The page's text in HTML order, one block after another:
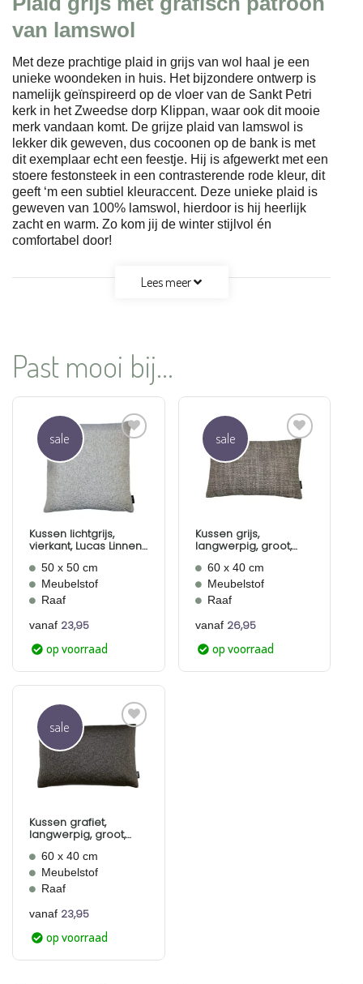
van lamswol
Met deze prachtige plaid in grijs van wol haal je een
unieke woondeken in huis. Het bijzondere ontwerp is
namelijk geïnspireerd op de vloer van de Sankt Petri
kerk in het Zweedse dorp Klippan, waar ook dit mooie
merk vandaan komt. De grijze plaid van lamswol is
lekker dik geweven, dus cocoonen op de bank is met
dit exemplaar echt een feestje. Hij is afgewerkt met een
stoere festonsteek in een contrasterende rode kleur, dit
geeft ‘m een subtiel kleuraccent. Deze unieke plaid is
geweven van 100% lamswol, hierdoor is hij heerlijk
zacht en warm. Zo kom jij de winter stijlvol én
comfortabel door!
Lees meer
Past mooi bij...
sale
Aan
verlanglijst
toevoegen
Kussen lichtgrijs,
vierkant, Lucas Linnen,
50 x 50 cm
Meubelstof
Raaf
vanaf 23,95
op voorraad
sale
Aan
verlanglijst
toevoegen
Kussen grijs,
langwerpig, groot,
60 x 40 cm
Meubelstof
Raaf
vanaf 26,95
op voorraad
sale
Aan
verlanglijst
toevoegen
Kussen grafiet,
langwerpig, groot,
60 x 40 cm
Meubelstof
Raaf
vanaf 23,95
op voorraad